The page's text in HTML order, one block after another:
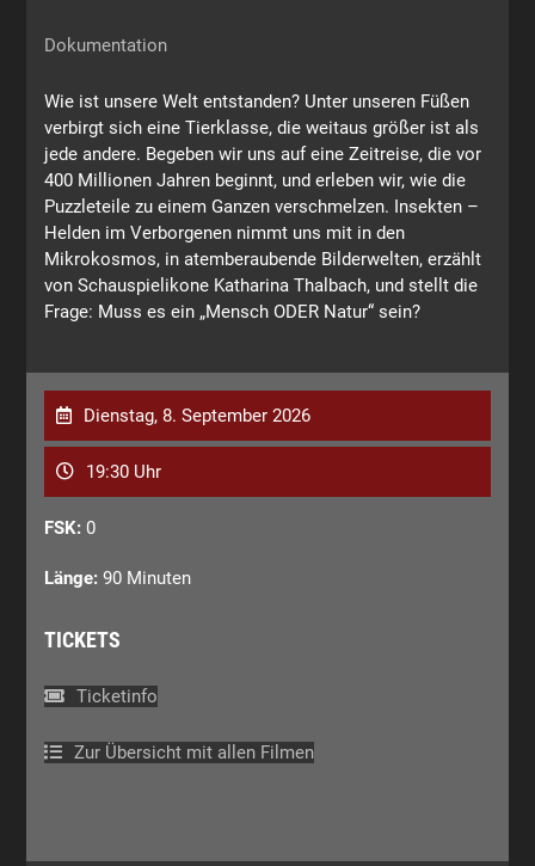
Dokumentation
Wie ist unsere Welt entstanden? Unter unseren Füßen
verbirgt sich eine Tierklasse, die weitaus größer ist als
jede andere. Begeben wir uns auf eine Zeitreise, die vor
400 Millionen Jahren beginnt, und erleben wir, wie die
Puzzleteile zu einem Ganzen verschmelzen. Insekten –
Helden im Verborgenen nimmt uns mit in den
Mikrokosmos, in atemberaubende Bilderwelten, erzählt
von Schauspielikone Katharina Thalbach, und stellt die
Frage: Muss es ein „Mensch ODER Natur“ sein?
Dienstag, 8. September 2026
19:30 Uhr
FSK: 0
Länge:90 Minuten
TICKETS
Ticketinfo
Zur Übersicht mit allen Filmen